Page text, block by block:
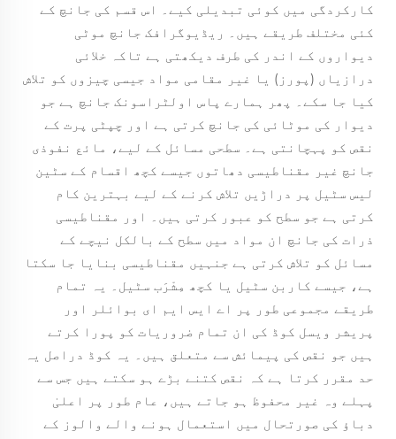
کارکردگی میں کوئی تبدیلی کیے۔ اس قسم کی جانچ کے
کئی مختلف طریقے ہیں۔ ریڈیوگرافک جانچ موٹی
دیواروں کے اندر کی طرف دیکھتی ہے تاکہ خلائی
درازیاں (پورز) یا غیر مقامی مواد جیسی چیزوں کو تلاش
کیا جا سکے۔ پھر ہمارے پاس اولٹراسونک جانچ ہے جو
دیوار کی موٹائی کی جانچ کرتی ہے اور چپٹی پرت کے
نقص کو پہچانتی ہے۔ سطحی مسائل کے لیے، مائع نفوذی
جانچ غیر مقناطیسی دھاتوں جیسے کچھ اقسام کے سٹین
لیس سٹیل پر دراڑیں تلاش کرنے کے لیے بہترین کام
کرتی ہے جو سطح کو عبور کرتی ہیں۔ اور مقناطیسی
ذرات کی جانچ ان مواد میں سطح کے بالکل نیچے کے
مسائل کو تلاش کرتی ہے جنہیں مقناطیسی بنایا جا سکتا
ہے، جیسے کاربن سٹیل یا کچھ مِشْرَب سٹیل۔ یہ تمام
طریقے مجموعی طور پر اے ایس ایم ای بوائلر اور
پریشر ویسل کوڈ کی ان تمام ضروریات کو پورا کرتے
ہیں جو نقص کی پیمائش سے متعلق ہیں۔ یہ کوڈ دراصل یہ
حد مقرر کرتا ہے کہ نقص کتنے بڑے ہو سکتے ہیں جس سے
پہلے وہ غیر محفوظ ہو جاتے ہیں، عام طور پر اعلیٰ
دباؤ کی صورتحال میں استعمال ہونے والے والوز کے